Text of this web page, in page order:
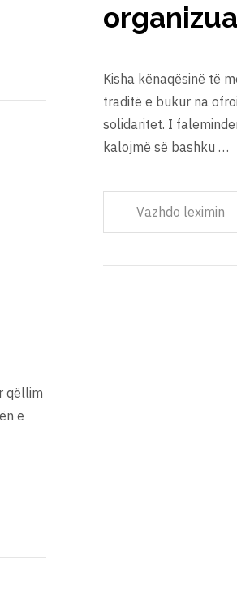
qëllim
e
Kisha kënaqësinë të
traditë e bukur na
solidaritet. I
kalojmë së bashku …
Vazhdo leximin